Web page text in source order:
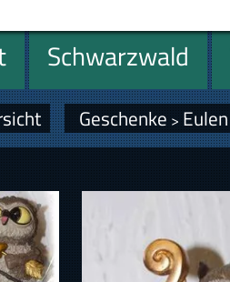
Schwarzwald
Geschenke > Eulen